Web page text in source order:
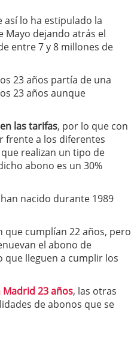
octubre de 2025
así lo ha estipulado la
Mayo dejando atrás el
entre 7 y 8 millones de
23 años partía de una
23 años aunque
las tarifas, por lo que con
frente a los diferentes
realizan un tipo de
abono es un 30%
nacido durante 1989
que cumplían 22 años, pero
el abono de
que lleguen a cumplir los
Madrid 23 años, las otras
de abonos que se